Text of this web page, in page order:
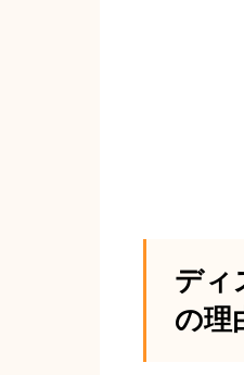
ディ
の理